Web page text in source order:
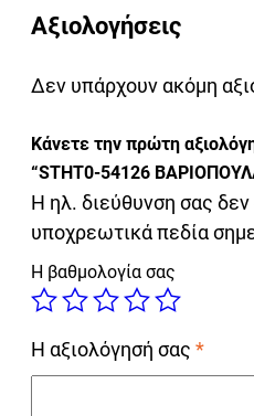
Αξιολογήσεις
Δεν υπάρχουν ακόμη
Κάνετε την πρώτη
“STHT0-54126
Η ηλ. διεύθυνση σας δεν
υποχρεωτικά πεδία
Η βαθμολογία σας
Η αξιολόγησή σας *